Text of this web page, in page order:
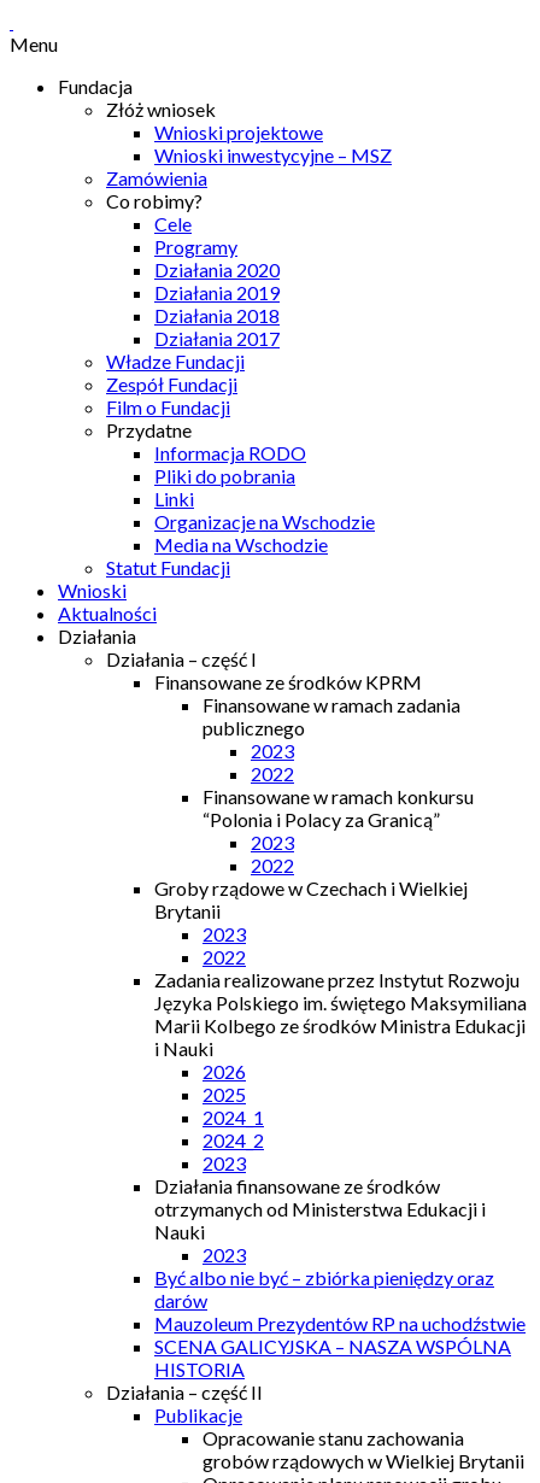
Menu
Fundacja
Złóż wniosek
Wnioski projektowe
Wnioski inwestycyjne – MSZ
Zamówienia
Co robimy?
Cele
Programy
Działania 2020
Działania 2019
Działania 2018
Działania 2017
Władze Fundacji
Zespół Fundacji
Film o Fundacji
Przydatne
Informacja RODO
Pliki do pobrania
Linki
Organizacje na Wschodzie
Media na Wschodzie
Statut Fundacji
Wnioski
Aktualności
Działania
Działania – część I
Finansowane ze środków KPRM
Finansowane w ramach zadania
publicznego
2023
2022
Finansowane w ramach konkursu
“Polonia i Polacy za Granicą”
2023
2022
Groby rządowe w Czechach i Wielkiej
Brytanii
2023
2022
Zadania realizowane przez Instytut Rozwoju
Języka Polskiego im. świętego Maksymiliana
Marii Kolbego ze środków Ministra Edukacji
i Nauki
2026
2025
2024_1
2024_2
2023
Działania finansowane ze środków
otrzymanych od Ministerstwa Edukacji i
Nauki
2023
Być albo nie być – zbiórka pieniędzy oraz
darów
Mauzoleum Prezydentów RP na uchodźstwie
SCENA GALICYJSKA – NASZA WSPÓLNA
HISTORIA
Działania – część II
Publikacje
Opracowanie stanu zachowania
grobów rządowych w Wielkiej Brytanii